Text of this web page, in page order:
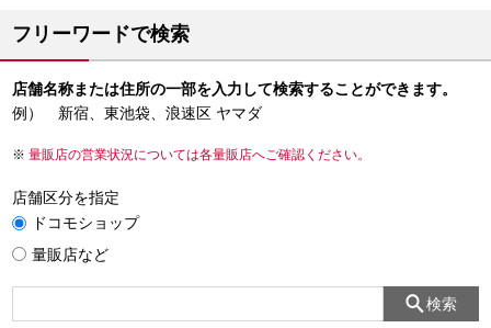
フリーワードで検索
店舗名称または住所の一部を入力して検索することができます。
例） 新宿、東池袋、浪速区 ヤマダ
量販店の営業状況については各量販店へご確認ください。
店舗区分を指定
ドコモショップ
量販店など
検索